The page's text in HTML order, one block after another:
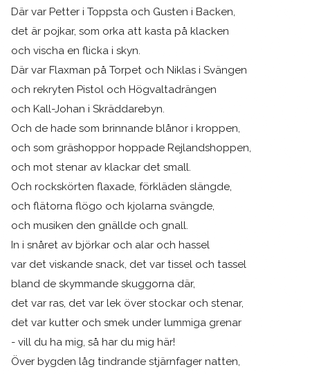
Där var Petter i Toppsta och Gusten i Backen,
det är pojkar, som orka att kasta på klacken
och vischa en flicka i skyn.
Där var Flaxman på Torpet och Niklas i Svängen
och rekryten Pistol och Högvaltadrängen
och Kall-Johan i Skräddarebyn.
Och de hade som brinnande blånor i kroppen,
och som gräshoppor hoppade Rejlandshoppen,
och mot stenar av klackar det small.
Och rockskörten flaxade, förkläden slängde,
och flätorna flögo och kjolarna svängde,
och musiken den gnällde och gnall.
In i snåret av björkar och alar och hassel
var det viskande snack, det var tissel och tassel
bland de skymmande skuggorna där,
det var ras, det var lek över stockar och stenar,
det var kutter och smek under lummiga grenar
- vill du ha mig, så har du mig här!
Över bygden låg tindrande stjärnfager natten,